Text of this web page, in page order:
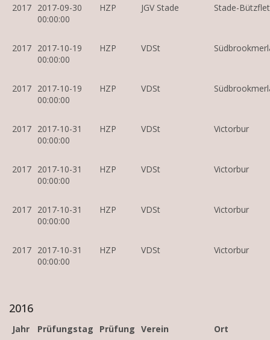
2017 2017-09-30
00:00:00
HZP JGV Stade Stade-
2017 2017-10-19
00:00:00
HZP VDSt
2017 2017-10-19
00:00:00
HZP VDSt
2017 2017-10-31
00:00:00
HZP VDSt Victorbur
2017 2017-10-31
00:00:00
HZP VDSt Victorbur
2017 2017-10-31
00:00:00
HZP VDSt Victorbur
2017 2017-10-31
00:00:00
HZP VDSt Victorbur
2016
Jahr Prüfungstag Prüfung Verein
Ort